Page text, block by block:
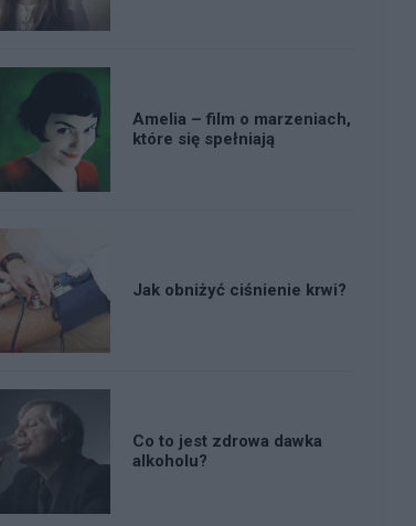
Amelia – film o marzeniach,
które się spełniają
Jak obniżyć ciśnienie krwi?
Co to jest zdrowa dawka
alkoholu?